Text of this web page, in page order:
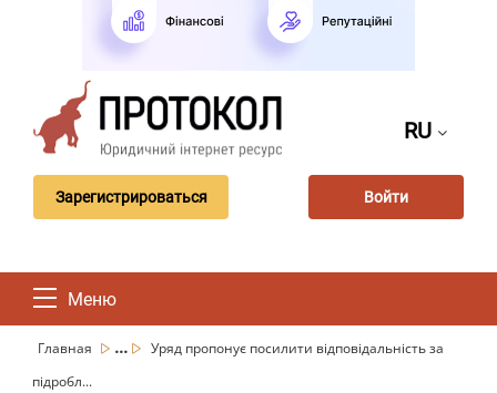
RU
Зарегистрироваться Войти
Меню
Главная ...
Уряд пропонує посилити відповідальність за
підробл...